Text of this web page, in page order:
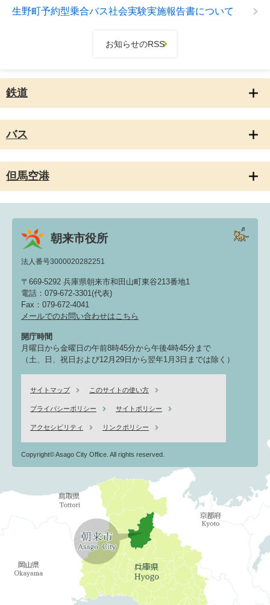
生野町予約型乗合バス社会実験実施報告書について
お知らせのRSS
鉄道
バス
但馬空港
朝来市役所
法人番号3000020282251
〒669-5292 兵庫県朝来市和田山町東谷213番地1
電話：079-672-3301(代表)
Fax：079-672-4041
メールでのお問い合わせはこちら
開庁時間
月曜日から金曜日の午前8時45分から午後4時45分まで
（土、日、祝日および12月29日から翌年1月3日までは除く）
サイトマップ このサイトの使い方
プライバシーポリシー サイトポリシー
アクセシビリティ リンクポリシー
Copyright© Asago City Office. All rights reserved.